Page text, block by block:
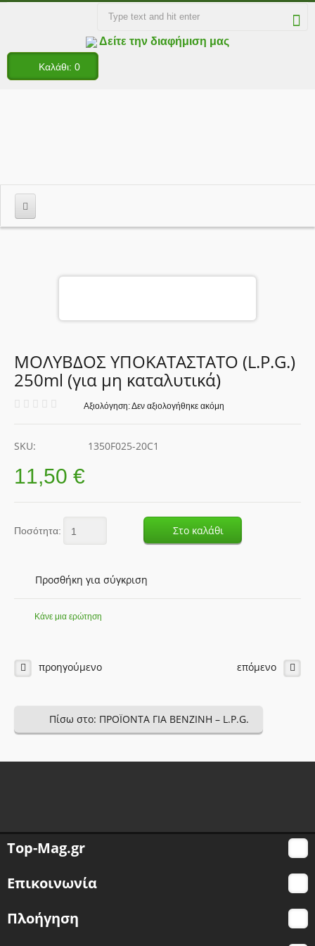
Δείτε την διαφήμιση μας
Καλάθι: 0
ΠΡΟΦΙΛ
ΚΑΤΑΛΟΓΟΣ
ΠΡΟΪΟΝΤΑ ΓΙΑ ΣΚΑΦΗ - ΜΗΧΑΝΟΚΙΝΗΤΑ - ΙΣΤΙΟΦΟΡΑ
ΝΕΑ-ΕΙΔΗΣΕΙΣ
ΑΓΩΝΕΣ - ΤΡΟΠΑΙΑ
TV ΣΕΜΙΝΑΡΙΑ
ΕΠΙΚΟΙΝΩΝΙΑ
ΜΟΛΥΒΔΟΣ ΥΠΟΚΑΤΑΣΤΑΤΟ (L.P.G.)
250ml (για μη καταλυτικά)
Αξιολόγηση: Δεν αξιολογήθηκε ακόμη
SKU: 1350F025-20C1
11,50 €
Ποσότητα: Στο καλάθι
Προσθήκη για σύγκριση
Κάνε μια ερώτηση
προηγούμενο επόμενο
Πίσω στο: ΠΡΟΪΟΝΤΑ ΓΙΑ ΒΕΝΖΙΝΗ – L.P.G.
Top-Mag.gr
Επικοινωνία
Πλοήγηση